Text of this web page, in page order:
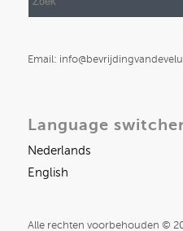
Email:
Language
Nederlands
English
Alle rechten voorbehouden ©